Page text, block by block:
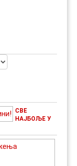
СВЕ
НАЈБОЉЕ У